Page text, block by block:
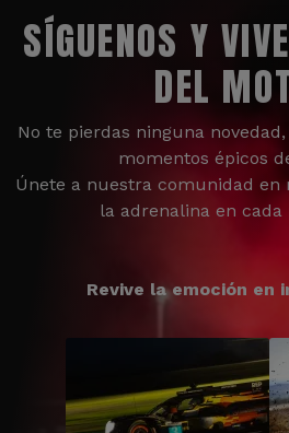
SÍGUENOS Y
DEL
No te pierdas ninguna
momentos épicos
Únete a nuestra comunidad en
la adrenalina en
Revive la emoción en